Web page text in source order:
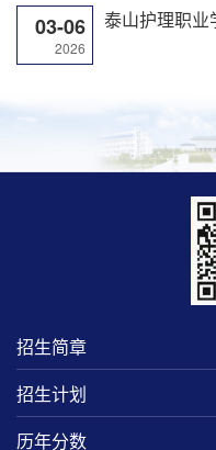
03-06
2026
泰山护理职业
招生简章
招生计划
历年分数